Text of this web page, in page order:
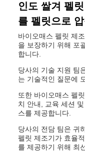
인도 쌀겨 펠
를 펠릿으로
바이오매스 펠릿 제
을 보장하기 위해 포
합니다.
당사의 기술 지원 팀
는 기술적인 질문에
또한 바이오매스 펠
치 안내, 교육 세션
스를 제공합니다.
당사의 전담 팀은 귀
펠릿 제조기가 효율
를 제공하기 위해 최